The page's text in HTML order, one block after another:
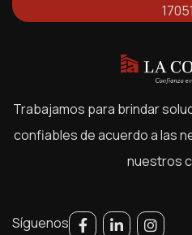
Trabajamos para brindar
confiables de acuerdo a las
nuestros
Síguenos